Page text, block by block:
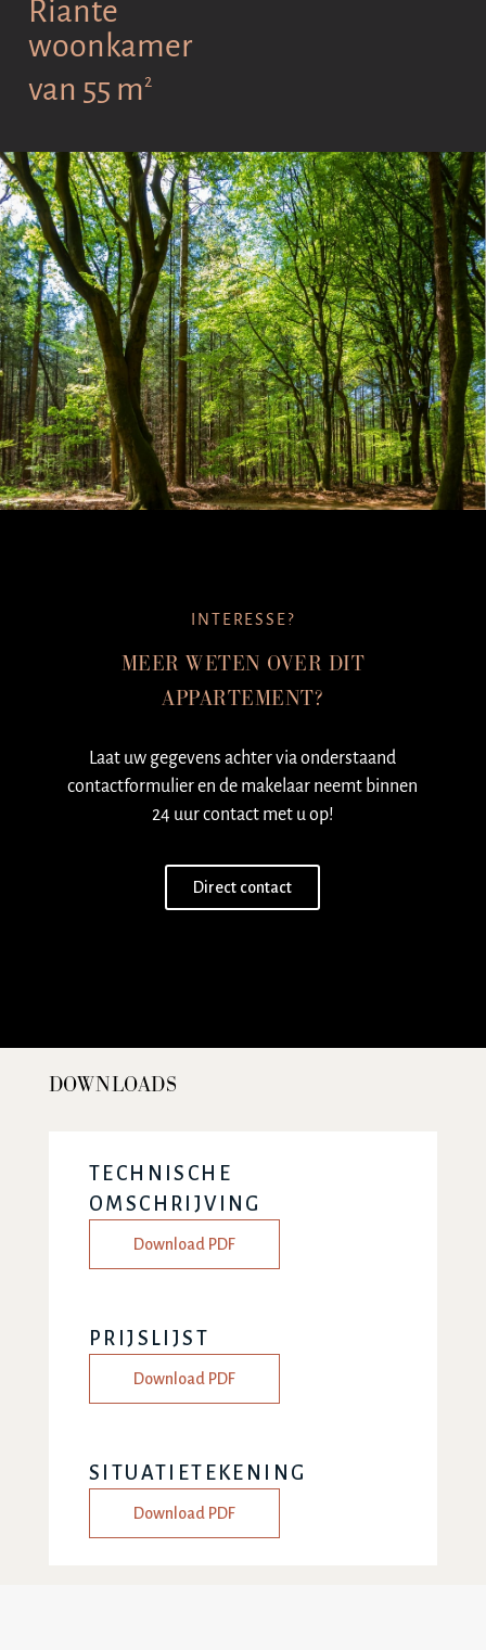
Riante
woonkamer
van 55 m2
INTERESSE?
MEER WETEN OVER DIT
APPARTEMENT?
Laat uw gegevens achter via onderstaand
contactformulier en de makelaar neemt binnen
24 uur contact met u op!
Direct contact
DOWNLOADS
TECHNISCHE
OMSCHRIJVING
Download PDF
PRIJSLIJST
Download PDF
SITUATIETEKENING
Download PDF